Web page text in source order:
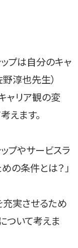
ップは自分のキャ
野淳也先生）
ャリア観の変
えます。
ップやサービスラ
の条件とは？」
実させるため
ついて考えま